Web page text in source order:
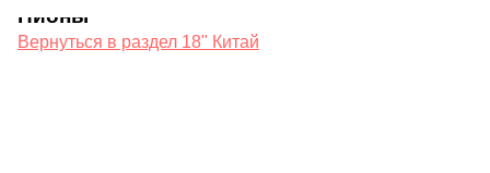
Пионы
Вернуться в раздел 18" Китай